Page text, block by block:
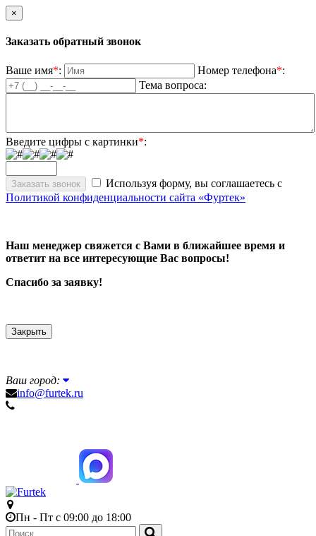
×
Заказать обратный звонок
Ваше имя*: Номер телефона*:
Тема вопроса:
Введите цифры с картинки*:
Используя форму, вы соглашаетесь с
Политикой конфиденциальности сайта «Фуртек»
Наш менеджер свяжется с Вами в ближайшее время и
ответит на все интересующие Вас вопросы!
Спасибо за заявку!
Закрыть
Ваш город:
info@furtek.ru
Пн - Пт с 09:00 до 18:00